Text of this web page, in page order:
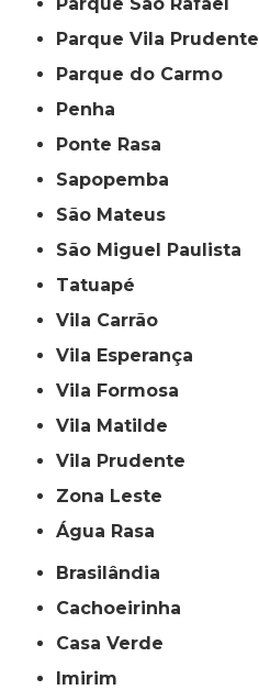
Parque Vila Prudente
Parque do Carmo
Penha
Ponte Rasa
Sapopemba
São Mateus
São Miguel Paulista
Tatuapé
Vila Carrão
Vila Esperança
Vila Formosa
Vila Matilde
Vila Prudente
Zona Leste
Água Rasa
Brasilândia
Cachoeirinha
Casa Verde
Imirim